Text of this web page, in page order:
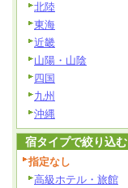
北陸
東海
近畿
山陽・山陰
四国
九州
沖縄
宿タイプで絞り込む
指定なし
高級ホテル・旅館